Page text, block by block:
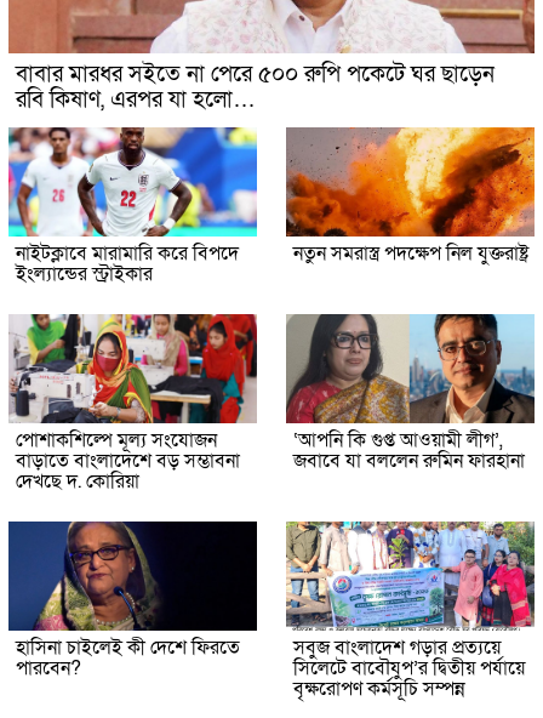
বাবার মারধর সইতে না পেরে ৫০০ রুপি পকেটে ঘর ছাড়েন
রবি কিষাণ, এরপর যা হলো…
নাইটক্লাবে মারামারি করে বিপদে
ইংল্যান্ডের স্ট্রাইকার
নতুন সমরাস্ত্র পদক্ষেপ নিল যুক্তরাষ্ট্র
পোশাকশিল্পে মূল্য সংযোজন
বাড়াতে বাংলাদেশে বড় সম্ভাবনা
দেখছে দ. কোরিয়া
‘আপনি কি গুপ্ত আওয়ামী লীগ’,
জবাবে যা বললেন রুমিন ফারহানা
হাসিনা চাইলেই কী দেশে ফিরতে
পারবেন?
সবুজ বাংলাদেশ গড়ার প্রত্যয়ে
সিলেটে বাবৌযুপ’র দ্বিতীয় পর্যায়ে
বৃক্ষরোপণ কর্মসূচি সম্পন্ন